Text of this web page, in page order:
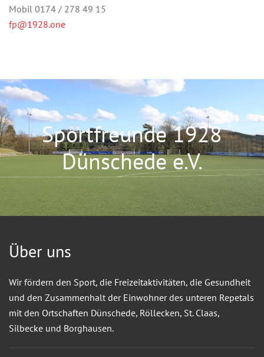
Mobil 0174 / 278 49 15
fp@1928.one
Sportfreunde 1928
Dünschede e.V.
Über uns
Wir fördern den Sport, die Freizeitaktivitäten, die Gesundheit
und den Zusammenhalt der Einwohner des unteren Repetals
mit den Ortschaften Dünschede, Röllecken, St. Claas,
Silbecke und Borghausen.